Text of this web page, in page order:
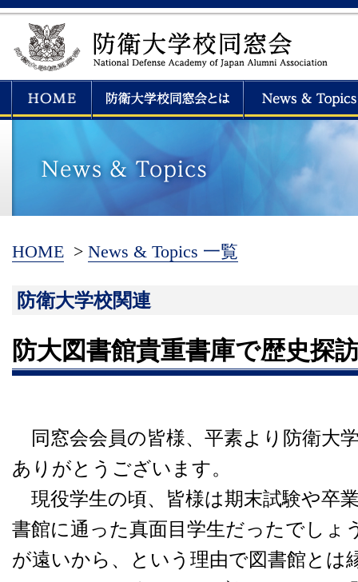
HOME > News & Topics 一覧
防衛大学校関連
防大図書館貴重書庫で歴史探
同窓会会員の皆様、平素より防衛大
ありがとうございます。
現役学生の頃、皆様は期末試験や卒
書館に通った真面目学生だったでしょ
が遠いから、という理由で図書館とは